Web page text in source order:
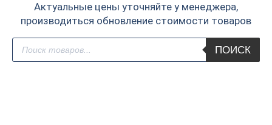
Актуальные цены уточняйте у менеджера,
производиться обновление стоимости товаров
Поиск
товаров
ПОИСК